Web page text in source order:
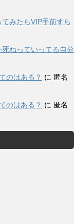
みたらVIP手前すら
死ねっていってる自分
のはある？ に 匿名
のはある？ に 匿名